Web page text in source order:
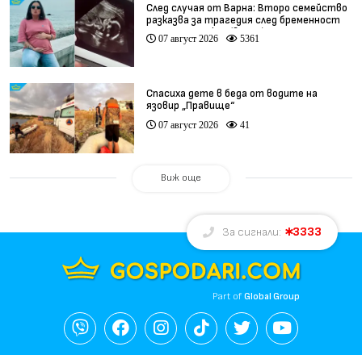
След случая от Варна: Второ семейство
разказва за трагедия след бременност
при същия лекар (видео)
07 август 2026 5361
Спасиха дете в беда от водите на
язовир „Правище“
07 август 2026 41
Виж още
За сигнали: 3333
Part ofGlobal Group